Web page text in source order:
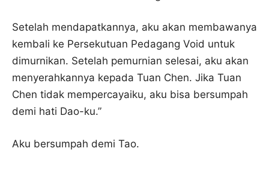
Setelah mendapatkannya, aku akan membawanya
kembali ke Persekutuan Pedagang Void untuk
dimurnikan. Setelah pemurnian selesai, aku akan
menyerahkannya kepada Tuan Chen. Jika Tuan
Chen tidak mempercayaiku, aku bisa bersumpah
demi hati Dao-ku.”
Aku bersumpah demi Tao.